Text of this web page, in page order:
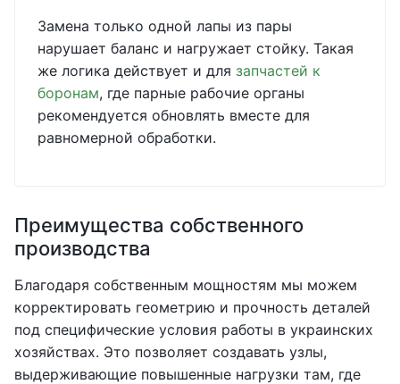
Замена только одной лапы из пары
нарушает баланс и нагружает стойку. Такая
же логика действует и для запчастей к
боронам, где парные рабочие органы
рекомендуется обновлять вместе для
равномерной обработки.
Преимущества собственного
производства
Благодаря собственным мощностям мы можем
корректировать геометрию и прочность деталей
под специфические условия работы в украинских
хозяйствах. Это позволяет создавать узлы,
выдерживающие повышенные нагрузки там, где